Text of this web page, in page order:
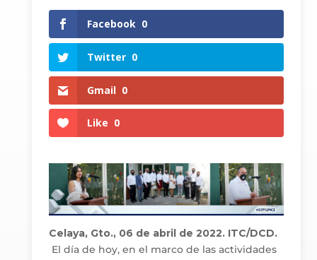
Facebook 0
Twitter 0
Gmail 0
Like 0
Celaya, Gto., 06 de abril de 2022. ITC/DCD.
El día de hoy, en el marco de las actividades